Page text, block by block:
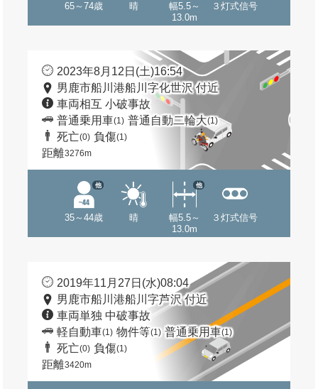
65～74歳 晴
幅5.5～
13.0m
３灯式信号
2023年8月12日(土)16:54
男鹿市船川港船川字化世沢 付近
車両相互 小破事故
普通乗用車(1) 普通自動二輪大(1)
死亡(0) 負傷(1)
距離3276m
35～44歳
他
晴
幅5.5～
13.0m
他
３灯式信号
2019年11月27日(水)08:04
男鹿市船川港船川字芦沢 付近
車両単独 中破事故
軽自動車(1) 物件等(1) 普通乗用車(1)
死亡(0) 負傷(1)
距離3420m